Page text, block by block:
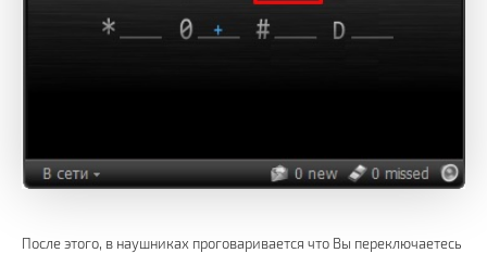
После этого, в наушниках проговаривается что Вы переключаетесь